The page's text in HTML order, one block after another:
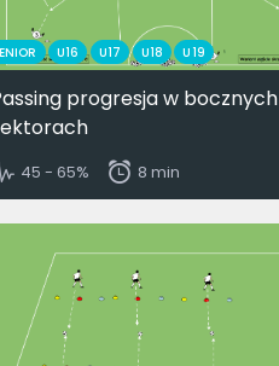
U16 U17 U18 U19
progresja w bocznych
45 - 65% 8 min